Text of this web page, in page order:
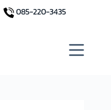
085-220-3435